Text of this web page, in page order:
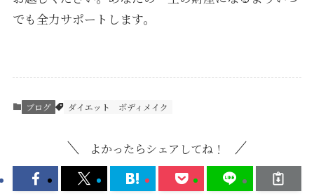
でも全力サポートします。
ブログ ダイエット ボディメイク
よかったらシェアしてね！